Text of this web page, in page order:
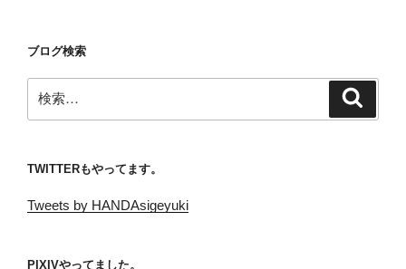
ン
ブログ検索
索:
TWITTERもやってます。
Tweets by HANDAsigeyuki
PIXIVやってました。